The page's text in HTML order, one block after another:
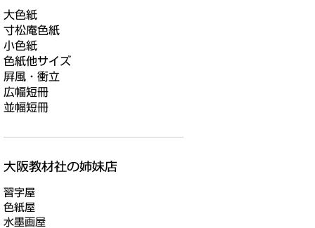
大色紙
寸松庵色紙
小色紙
色紙他サイズ
屛風・衝立
広幅短冊
並幅短冊
習字屋
色紙屋
水墨画屋